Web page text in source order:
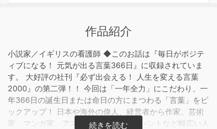
作品紹介
小説家／イギリスの看護師 ◆このお話は『毎日がポジテ
ィブになる！ 元気が出る言葉366日』に収録されていま
す。 大好評の社刊『必ず出会える！ 人生を変える言葉
2000』の第二弾！！ 今回は「一年全力」にこだわり、一
年366日の誕生日または命日の方にまつわる「言葉」をピ
ックアップ！ 日本や海外の偉人、経営者から作家、芸術
家、マンガ家、アスリート、歌手、タレントなど幅広い人